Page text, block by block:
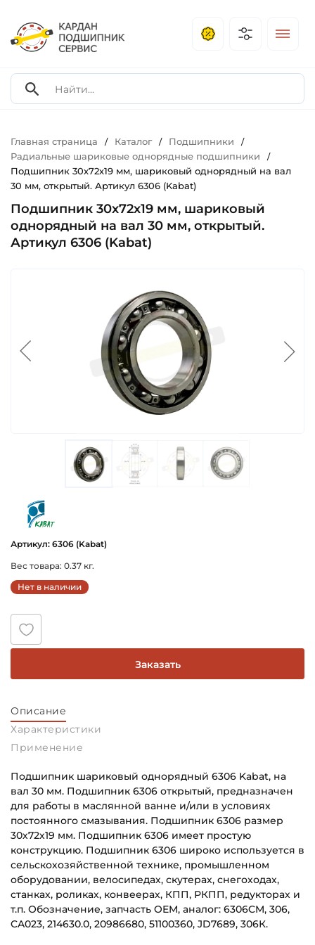
Главная страница / Каталог / Подшипники /
Радиальные шариковые однорядные подшипники /
Подшипник 30х72х19 мм, шариковый однорядный на вал
30 мм, открытый. Артикул 6306 (Kabat)
Подшипник 30х72х19 мм, шариковый
однорядный на вал 30 мм, открытый.
Артикул 6306 (Kabat)
Артикул: 6306 (Kabat)
Вес товара: 0.37 кг.
Нет в наличии
Заказать
Описание
Характеристики
Применение
Подшипник шариковый однорядный 6306 Kabat, на
вал 30 мм. Подшипник 6306 открытый, предназначен
для работы в маслянной ванне и/или в условиях
постоянного смазывания. Подшипник 6306 размер
30х72х19 мм. Подшипник 6306 имеет простую
конструкцию. Подшипник 6306 широко используется в
сельскохозяйственной технике, промышленном
оборудовании, велосипедах, скутерах, снегоходах,
станках, роликах, конвеерах, КПП, РКПП, редукторах и
т.п. Обозначение, запчасть OEM, аналог: 6306CM, 306,
CA023, 214630.0, 20986680, 51100360, JD7689, 306К.